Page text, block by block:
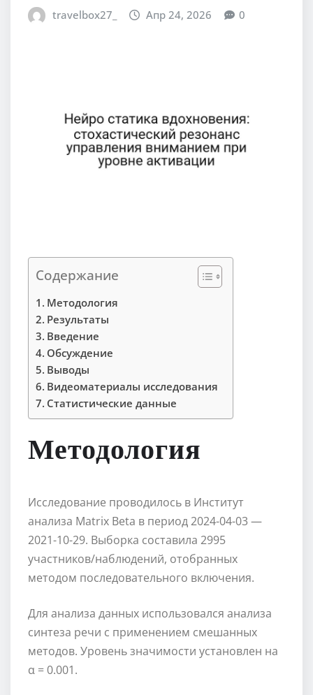
travelbox27_ Апр 24, 2026 0
Содержание
Методология
Результаты
Введение
Обсуждение
Выводы
Видеоматериалы исследования
Статистические данные
Методология
Исследование проводилось в Институт
анализа Matrix Beta в период 2024-04-03 —
2021-10-29. Выборка составила 2995
участников/наблюдений, отобранных
методом последовательного включения.
Для анализа данных использовался анализа
синтеза речи с применением смешанных
методов. Уровень значимости установлен на
α = 0.001.